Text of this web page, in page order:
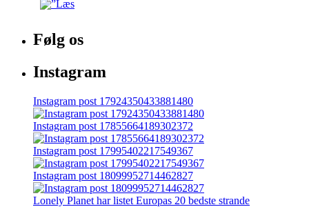
Følg os
Instagram
Instagram post 17924350433881480
Instagram post 17855664189302372
Instagram post 17995402217549367
Instagram post 18099952714462827
Lonely Planet har listet Europas 20 bedste strande